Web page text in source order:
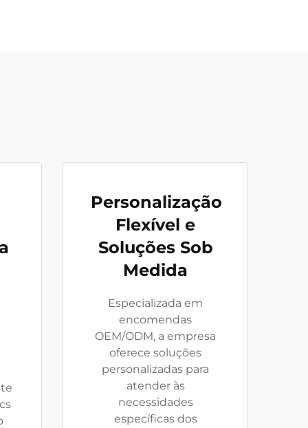
Personalização
Flexível e
Soluções Sob
Medida
Especializada em
encomendas
OEM/ODM, a empresa
oferece soluções
personalizadas para
atender às
necessidades
específicas dos